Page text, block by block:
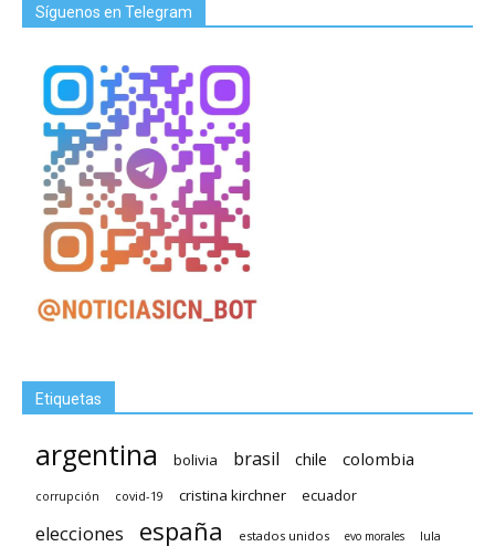
Síguenos en Telegram
Etiquetas
argentina bolivia brasil chile colombia
corrupción covid-19 cristina kirchner ecuador
elecciones españa estados unidos evo morales lula